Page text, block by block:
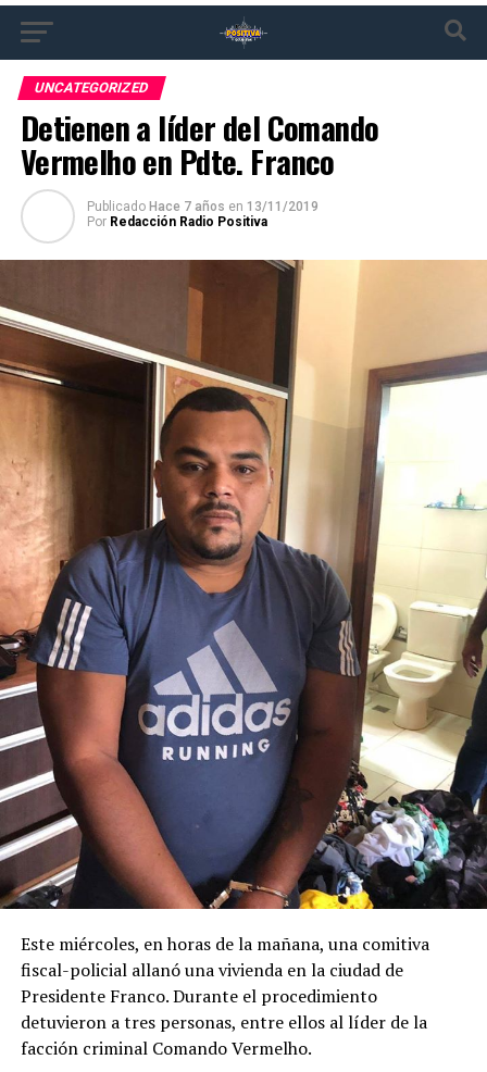
UNCATEGORIZED
Detienen a líder del Comando
Vermelho en Pdte. Franco
Publicado Hace 7 años en 13/11/2019
Por Redacción Radio Positiva
Este miércoles, en horas de la mañana, una comitiva
fiscal-policial allanó una vivienda en la ciudad de
Presidente Franco. Durante el procedimiento
detuvieron a tres personas, entre ellos al líder de la
facción criminal Comando Vermelho.